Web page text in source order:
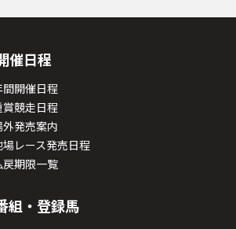
催日程
間開催日程
賞競走日程
外発売案内
場レース発売日程
戻期限一覧
組・登録馬